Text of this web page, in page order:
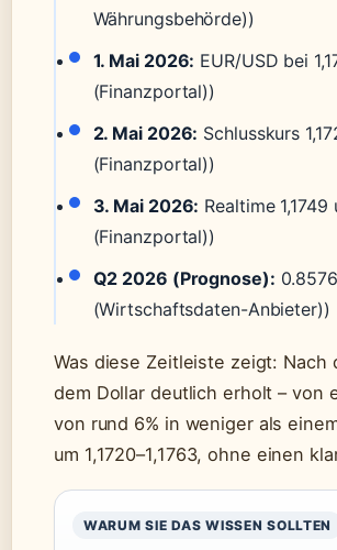
Währungsbehörde))
1. Mai 2026: EUR/USD bei
(Finanzportal))
2. Mai 2026: Schlusskurs
(Finanzportal))
3. Mai 2026: Realtime
(Finanzportal))
Q2 2026 (Prognose):
(Wirtschaftsdaten-Anbieter))
Was diese Zeitleiste zeigt:
dem Dollar deutlich erholt – von
von rund 6% in weniger als
um 1,1720–1,1763, ohne einen
WARUM SIE DAS WISSEN SOLLTEN